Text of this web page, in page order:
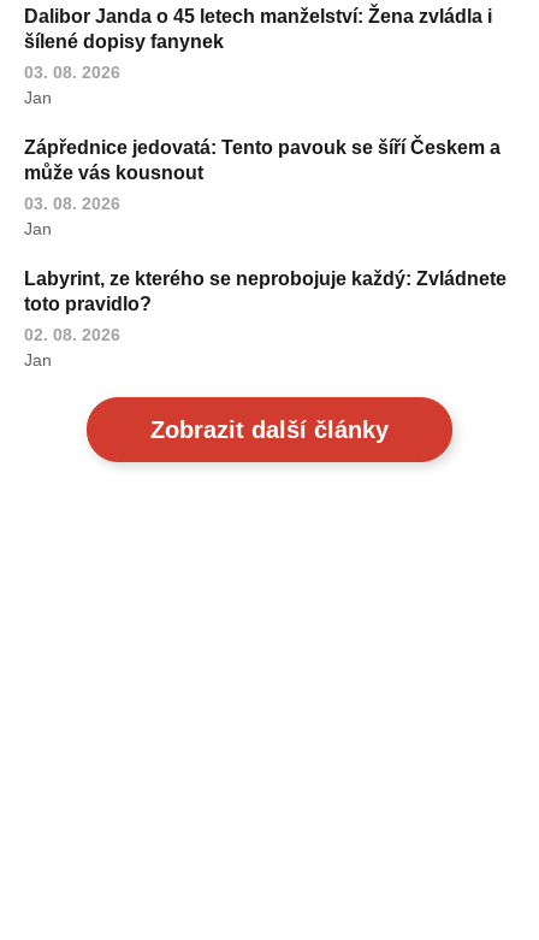
Dalibor Janda o 45 letech manželství: Žena zvládla i
šílené dopisy fanynek
03. 08. 2026
Jan
Zápřednice jedovatá: Tento pavouk se šíří Českem a
může vás kousnout
03. 08. 2026
Jan
Labyrint, ze kterého se neprobojuje každý: Zvládnete
toto pravidlo?
02. 08. 2026
Jan
Zobrazit další články